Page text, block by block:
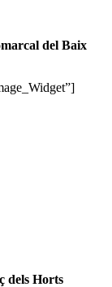
del Baix
dels Horts